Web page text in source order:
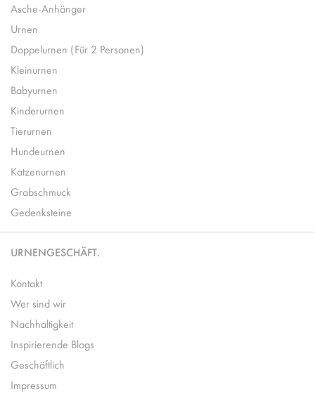
Asche-Anhänger
Urnen
Doppelurnen (Für 2 Personen)
Kleinurnen
Babyurnen
Kinderurnen
Tierurnen
Hundeurnen
Katzenurnen
Grabschmuck
Gedenksteine
URNENGESCHÄFT.
Kontakt
Wer sind wir
Nachhaltigkeit
Inspirierende Blogs
Geschäftlich
Impressum